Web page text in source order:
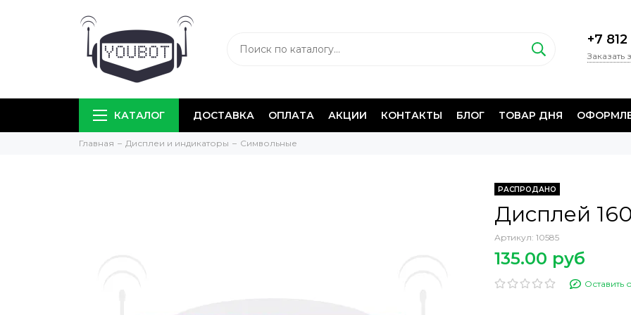
+7
Заказать
КАТАЛОГ ДОСТАВКА ОПЛАТА АКЦИИ КОНТАКТЫ БЛОГ ТОВАР ДНЯ
Главная Дисплеи и индикаторы Символьные
РАСПРОДАНО
Дисплей
Артикул: 10585
135.00 руб
Оставить